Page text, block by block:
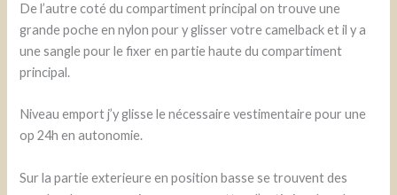
De l’autre coté du compartiment principal on trouve une
grande poche en nylon pour y glisser votre camelback et il y a
une sangle pour le fixer en partie haute du compartiment
principal.
Niveau emport j’y glisse le nécessaire vestimentaire pour une
op 24h en autonomie.
Sur la partie exterieure en position basse se trouvent des